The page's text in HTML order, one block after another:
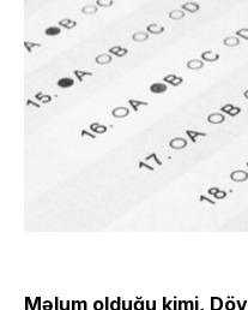
Məlum olduğu kimi,